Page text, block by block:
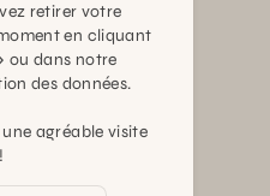
en rejoignant notre
retirer votre
en cliquant
ou dans notre
des données.
agréable visite